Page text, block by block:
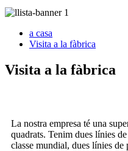
a casa
Visita a la fàbrica
Visita a la fàbrica
La nostra empresa té una
quadrats. Tenim dues línies
classe mundial, dues línies